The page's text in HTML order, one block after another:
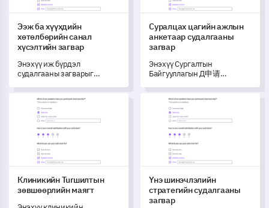
Ээж ба хүүхдийн
хөтөлбөрийн санал
хүсэлтийн загвар
Энэхүү иж бүрдэл
судалгааны загварыг
хөтөлбөрөө сайжруулахад
туслах бөгөөд оролцогчдын
туршлага, санал бодлыг
хосгүй мэдээллээр
цуглуулна.
Суралцах цагийн ажлын
анкетаар судалгааны
загвар
Энэхүү Сургалтын
Байгууллагын Д申请
элсэлтийн procesos-ыг
сайжруулахын тулд өргөдөл
илгээгчдээс үнэ цэнэтэй
санал мэдээллийг авахад
тусалдаг.
Клиникийн Turшилтын зөвшөөрлийн маягт
Клиникийн Turшилтын
зөвшөөрлийн маягт
Үнэ шинэчлэлийн
Үнэ шинэчлэлийн
стратегийн судалгааны
загвар